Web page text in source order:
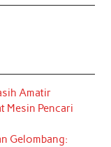
Amatir
Mesin Pencari
Gelombang: